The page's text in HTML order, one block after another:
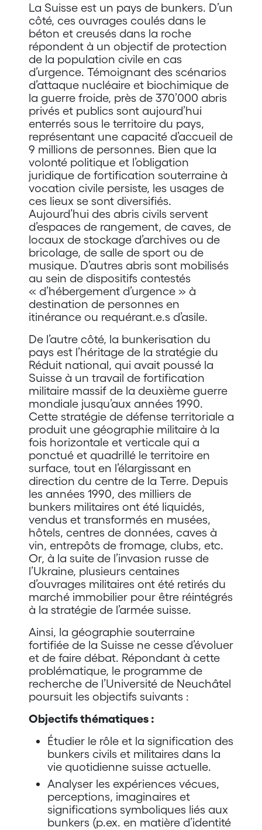
La Suisse est un pays de bunkers. D’un
côté, ces ouvrages coulés dans le
béton et creusés dans la roche
répondent à un objectif de protection
de la population civile en cas
d’urgence. Témoignant des scénarios
d’attaque nucléaire et biochimique de
la guerre froide, près de 370’000 abris
privés et publics sont aujourd’hui
enterrés sous le territoire du pays,
représentant une capacité d’accueil de
9 millions de personnes. Bien que la
volonté politique et l’obligation
juridique de fortification souterraine à
vocation civile persiste, les usages de
ces lieux se sont diversifiés.
Aujourd’hui des abris civils servent
d’espaces de rangement, de caves, de
locaux de stockage d’archives ou de
bricolage, de salle de sport ou de
musique. D’autres abris sont mobilisés
au sein de dispositifs contestés
« d’hébergement d’urgence » à
destination de personnes en
itinérance ou requérant.e.s d’asile.
De l’autre côté, la bunkerisation du
pays est l’héritage de la stratégie du
Réduit national, qui avait poussé la
Suisse à un travail de fortification
militaire massif de la deuxième guerre
mondiale jusqu’aux années 1990.
Cette stratégie de défense territoriale a
produit une géographie militaire à la
fois horizontale et verticale qui a
ponctué et quadrillé le territoire en
surface, tout en l’élargissant en
direction du centre de la Terre. Depuis
les années 1990, des milliers de
bunkers militaires ont été liquidés,
vendus et transformés en musées,
hôtels, centres de données, caves à
vin, entrepôts de fromage, clubs, etc.
Or, à la suite de l’invasion russe de
l’Ukraine, plusieurs centaines
d’ouvrages militaires ont été retirés du
marché immobilier pour être réintégrés
à la stratégie de l’armée suisse.
Ainsi, la géographie souterraine
fortifiée de la Suisse ne cesse d’évoluer
et de faire débat. Répondant à cette
problématique, le programme de
recherche de l’Université de Neuchâtel
poursuit les objectifs suivants :
Objectifs thématiques :
Étudier le rôle et la signification des
bunkers civils et militaires dans la
vie quotidienne suisse actuelle.
Analyser les expériences vécues,
perceptions, imaginaires et
significations symboliques liés aux
bunkers (p.ex. en matière d’identité